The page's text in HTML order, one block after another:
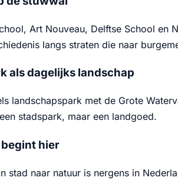
Art Nouveau, Delftse School en
langs straten die naar
als dagelijks landschap
landschapspark met de Grote
stadspark, maar een landgoed.
hier
stad naar natuur is nergens in